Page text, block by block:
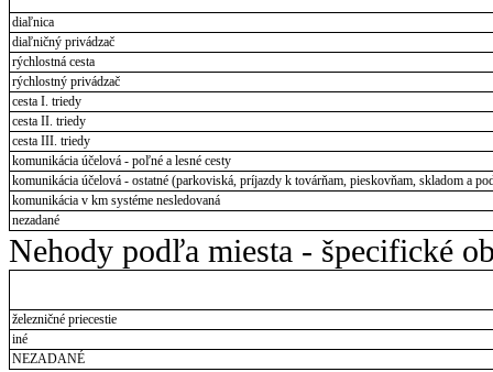
diaľnica
diaľničný privádzač
rýchlostná cesta
rýchlostný privádzač
cesta I. triedy
cesta II. triedy
cesta III. triedy
komunikácia účelová - poľné a lesné cesty
komunikácia účelová - ostatné (parkoviská, príjazdy k továrňam, pieskovňam, skladom a
komunikácia v km systéme nesledovaná
nezadané
Nehody podľa miesta - špecifické
železničné priecestie
iné
NEZADANÉ